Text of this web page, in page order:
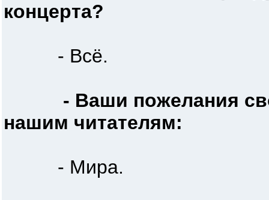
концерта?
- Всё.
- Ваши пожелания
нашим читателям:
- Мира.